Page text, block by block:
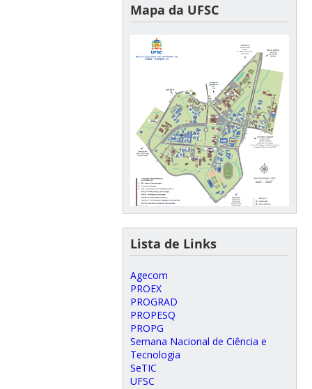
Mapa da UFSC
Lista de Links
Agecom
PROEX
PROGRAD
PROPESQ
PROPG
Semana Nacional de Ciência e
Tecnologia
SeTIC
UFSC